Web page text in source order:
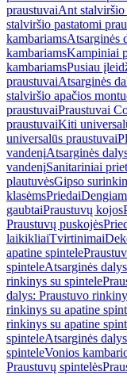
praustuvaiAnt stalviršio
stalviršio pastatomi
kambariamsAtsarginės
kambariamsKampiniai
kambariamsPusiau
praustuvaiAtsarginės
stalviršio apačios
praustuvaiPraustuvai
praustuvaiKiti
universalūs praustuvai
vandenįAtsarginės
vandenįSanitariniai
plautuvėsGipso
klasėmsPriedai
gaubtaiPraustuvų kojos
Praustuvų puskojės
laikikliaiTvirtinimai
apatine spintele
spinteleAtsarginės
rinkinys su spintele
dalys: Praustuvo
rinkinys su apatine
rinkinys su apatine
spinteleAtsarginės
spinteleVonios
Praustuvų spintelės